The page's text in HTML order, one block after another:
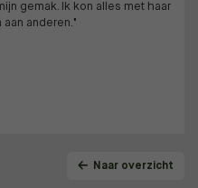
gemak. Ik kon alles met haar
anderen."
Naar overzicht